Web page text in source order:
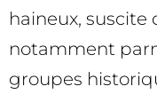
haineux,
notamment
groupes